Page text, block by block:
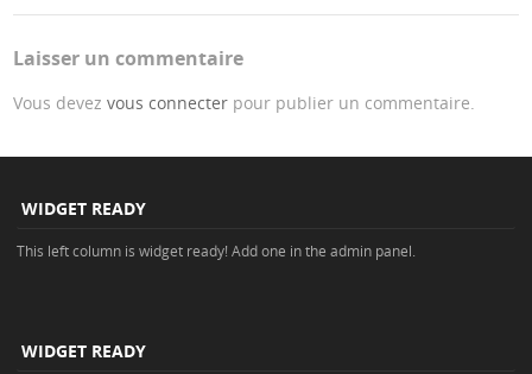
Laisser un commentaire
Vous devezvous connecter pour publier un commentaire.
WIDGET READY
This left column is widget ready! Add one in the admin panel.
WIDGET READY